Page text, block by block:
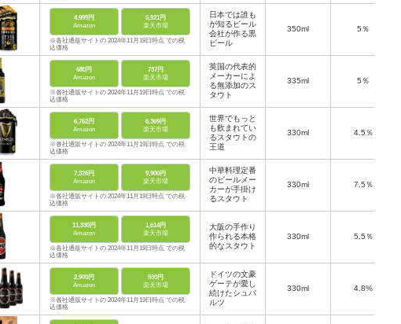
4,999円
Amazon
5,921円
楽天市場
※各社通販サイトの 2024年11月19日時点 での税
込価格
日本では誰も
が知るビール
会社が作る黒
ビール
350ml 5％
680円
Amazon
737円
楽天市場
※各社通販サイトの 2024年11月19日時点 での税
込価格
英国の代表的
メーカーによ
る無添加のス
タウト
335ml 5％
6,762円
Amazon
6,369円
楽天市場
※各社通販サイトの 2024年11月19日時点 での税
込価格
世界でもっと
も飲まれてい
るスタウトの
王道
330ml 4.5％
7,326円
Amazon
9,900円
楽天市場
※各社通販サイトの 2024年11月19日時点 での税
込価格
中華料理定番
のビールメー
カーが手掛け
るスタウト
330ml 7.5％
11,330円
Amazon
1,614円
楽天市場
※各社通販サイトの 2024年11月19日時点 での税
込価格
大阪の手作り
作られる本格
的なスタウト
330ml 5.5％
2,900円
Amazon
580円
楽天市場
※各社通販サイトの 2024年11月19日時点 での税
込価格
ドイツの文豪
ゲーテが愛し
続けたシュバ
ルツ
330ml 4.8%